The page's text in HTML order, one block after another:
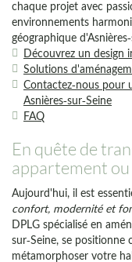
chaque projet avec
environnements
géographique
Découvrez un design
Solutions
Contactez-nous pour
Asnières-sur-Seine
FAQ
En quête de
appartement ou
Aujourd'hui, il est
confort, modernité et
DPLG spécialisé en
sur-Seine, se positionne
métamorphoser votre